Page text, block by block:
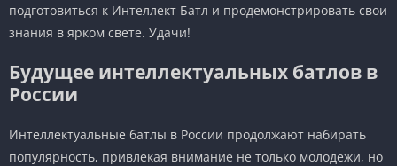
подготовиться к Интеллект Батл и продемонстрировать свои
знания в ярком свете. Удачи!
Будущее интеллектуальных батлов в
России
Интеллектуальные батлы в России продолжают набирать
популярность, привлекая внимание не только молодежи, но